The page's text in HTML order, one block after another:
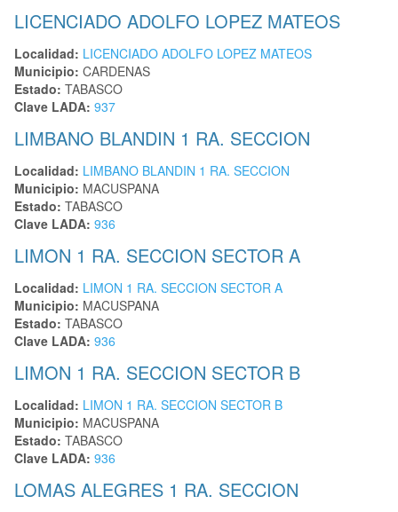
LICENCIADO ADOLFO LOPEZ MATEOS
Localidad: LICENCIADO ADOLFO LOPEZ MATEOS
Municipio: CARDENAS
Estado: TABASCO
Clave LADA: 937
LIMBANO BLANDIN 1 RA. SECCION
Localidad: LIMBANO BLANDIN 1 RA. SECCION
Municipio: MACUSPANA
Estado: TABASCO
Clave LADA: 936
LIMON 1 RA. SECCION SECTOR A
Localidad: LIMON 1 RA. SECCION SECTOR A
Municipio: MACUSPANA
Estado: TABASCO
Clave LADA: 936
LIMON 1 RA. SECCION SECTOR B
Localidad: LIMON 1 RA. SECCION SECTOR B
Municipio: MACUSPANA
Estado: TABASCO
Clave LADA: 936
LOMAS ALEGRES 1 RA. SECCION